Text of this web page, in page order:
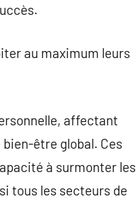
au maximum leurs
affectant
être global. Ces
à surmonter les
tous les secteurs de